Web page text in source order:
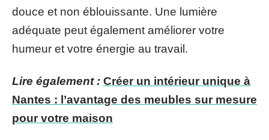
douce et non éblouissante. Une lumière
adéquate peut également améliorer votre
humeur et votre énergie au travail.
Lire également : Créer un intérieur unique à
Nantes : l’avantage des meubles sur mesure
pour votre maison